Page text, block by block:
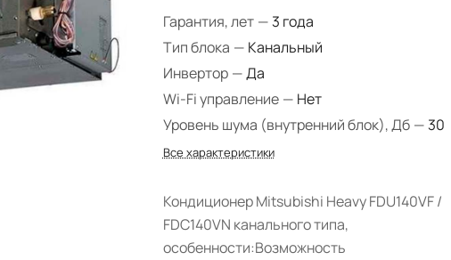
Гарантия, лет — 3 года
Тип блока — Канальный
Инвертор —Да
Wi-Fi управление — Нет
Уровень шума (внутренний блок), Дб — 30
Все характеристики
Кондиционер Mitsubishi Heavy FDU140VF /
FDC140VN канального типа,
особенности:Возможность